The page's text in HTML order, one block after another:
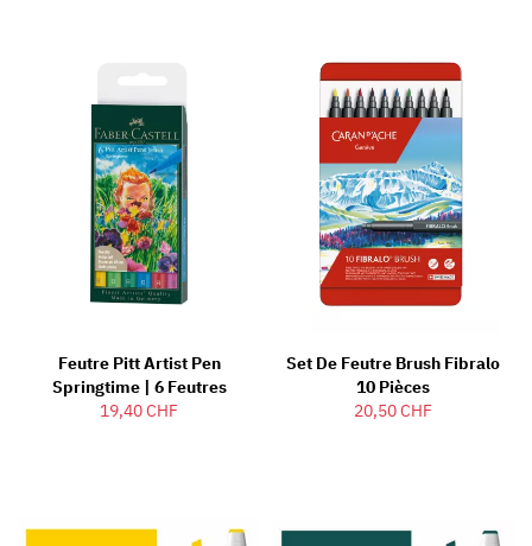
Feutre Pitt Artist Pen
Springtime | 6 Feutres
19,40 CHF
Set De Feutre Brush Fibralo
10 Pièces
20,50 CHF